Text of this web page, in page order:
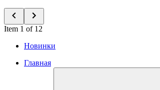
Item 1 of 12
Новинки
Главная